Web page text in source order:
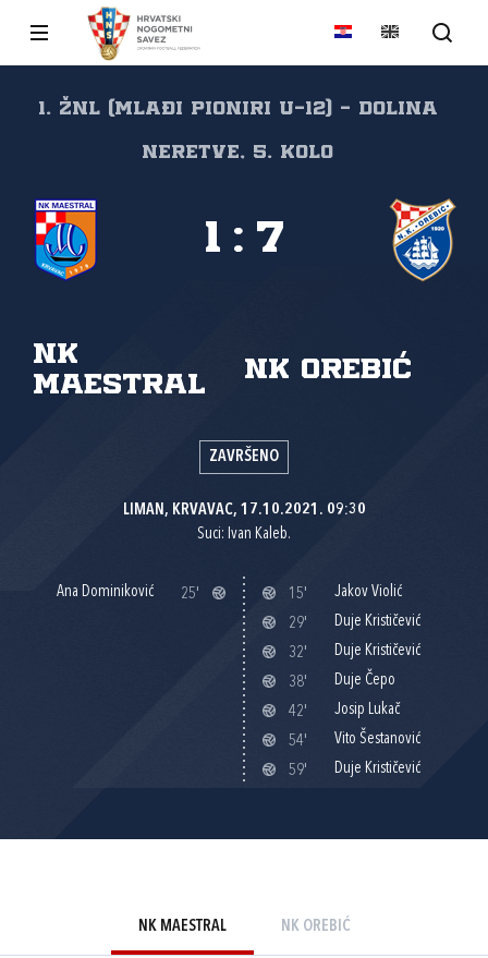
1. ŽNL (mlađi pioniri U-12) - Dolina
Neretve, 5. kolo
NK
Maestral
NK Orebić
1 : 7
ZAVRŠENO
LIMAN, KRVAVAC, 17.10.2021. 09:30
Suci: Ivan Kaleb.
Ana Dominiković 25' 15'
Jakov Violić
29'
Duje Krističević
32'
Duje Krističević
38'
Duje Čepo
42'
Josip Lukač
54'
Vito Šestanović
59'
Duje Krističević
NK MAESTRAL NK OREBIĆ